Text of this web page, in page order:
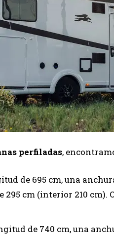
perfiladas,
de 695 cm, una
cm (interior 210 cm).
de 740 cm, una